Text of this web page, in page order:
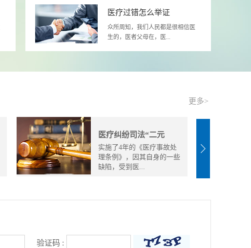
医疗过错怎么举证
众所周知，我们人民都是很相信医
生的，医者父母在，医...
更多>
医疗纠纷司法“二元
实施了4年的《医疗事故处
理条例》，因其自身的一些
缺陷，受到医...
验证码 :